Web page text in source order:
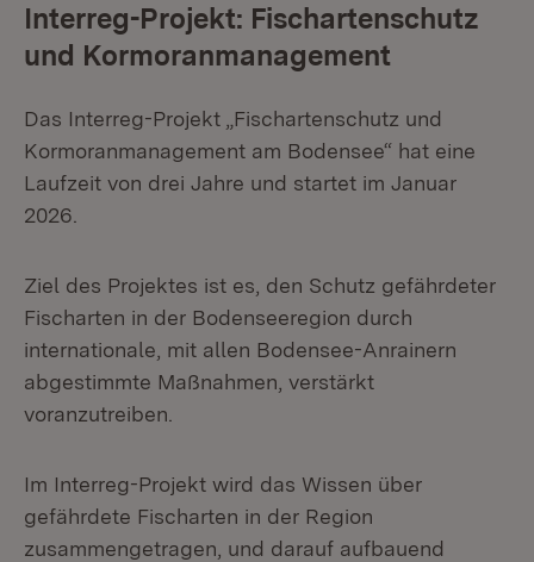
Interreg-Projekt: Fischartenschutz
und Kormoranmanagement
Das Interreg-Projekt „Fischartenschutz und
Kormoranmanagement am Bodensee“ hat eine
Laufzeit von drei Jahre und startet im Januar
2026.
Ziel des Projektes ist es, den Schutz gefährdeter
Fischarten in der Bodenseeregion durch
internationale, mit allen Bodensee-Anrainern
abgestimmte Maßnahmen, verstärkt
voranzutreiben.
Im Interreg-Projekt wird das Wissen über
gefährdete Fischarten in der Region
zusammengetragen, und darauf aufbauend